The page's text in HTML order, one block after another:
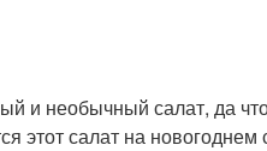
и необычный салат, да
этот салат на новогоднем